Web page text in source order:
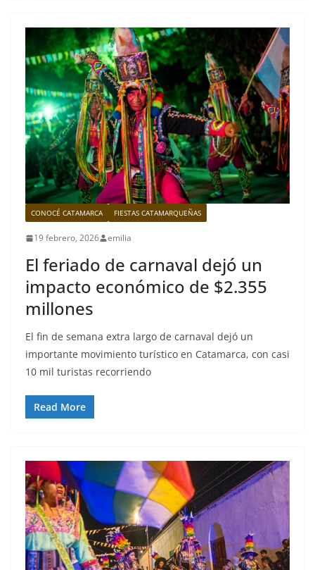
CONOCÉ CATAMARCA FIESTAS CATAMARQUEÑAS
19 febrero, 2026 emilia
El feriado de carnaval dejó un
impacto económico de $2.355
millones
El fin de semana extra largo de carnaval dejó un
importante movimiento turístico en Catamarca, con casi
10 mil turistas recorriendo
Read More